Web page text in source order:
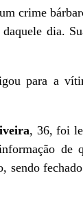
crime
dia.
para a
, 36, foi
de
sendo